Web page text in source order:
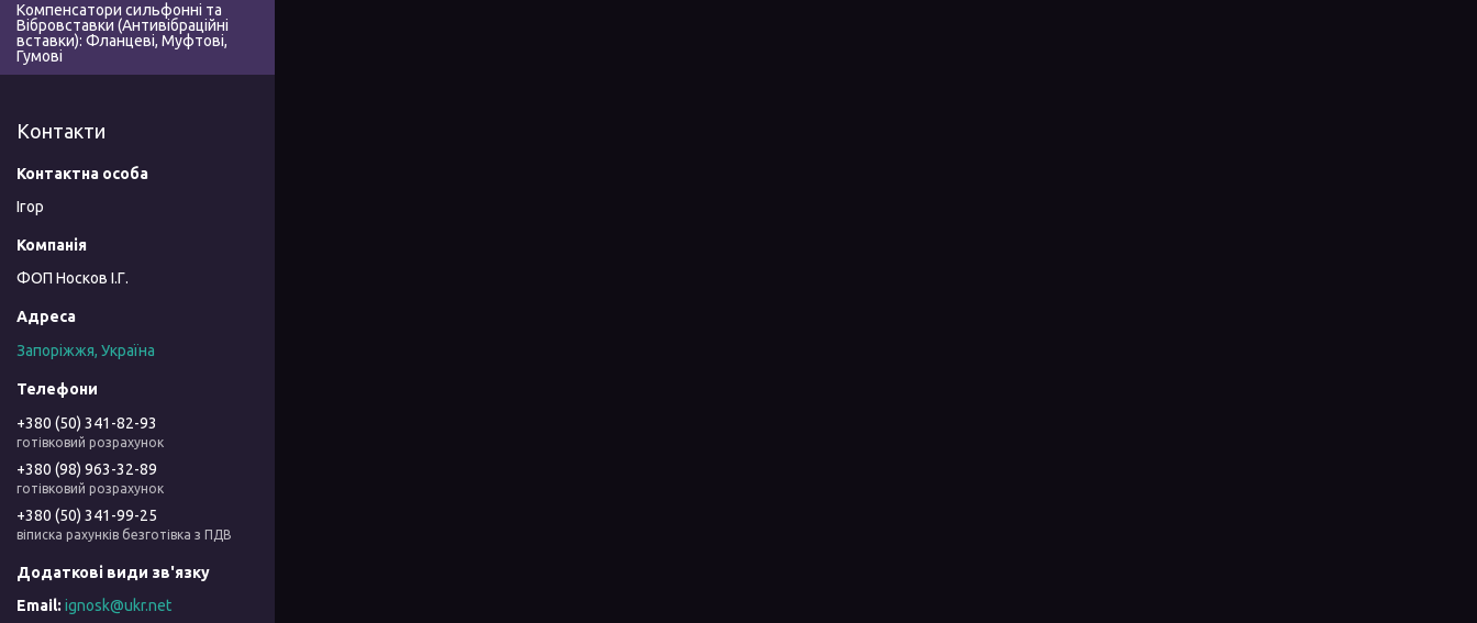
Компенсатори сильфонні та
Вібровставки (Антивібраційні
вставки): Фланцеві, Муфтові,
Гумові
Контакти
Ігор
ФОП Носков І.Г.
Запоріжжя, Україна
+380 (50) 341-82-93
готівковий розрахунок
+380 (98) 963-32-89
готівковий розрахунок
+380 (50) 341-99-25
віписка рахунків безготівка з ПДВ
ignosk@ukr.net